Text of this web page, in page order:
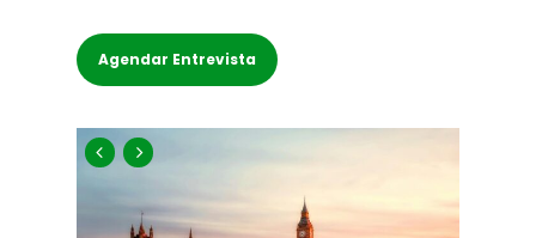
Agendar Entrevista